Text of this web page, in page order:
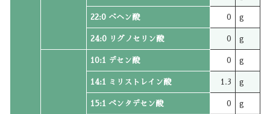
22:0 ベヘン酸 0 g
24:0 リグノセリン酸 0 g
10:1 デセン酸 0 g
14:1 ミリストレイン酸 1.3 g
15:1 ペンタデセン酸 0 g